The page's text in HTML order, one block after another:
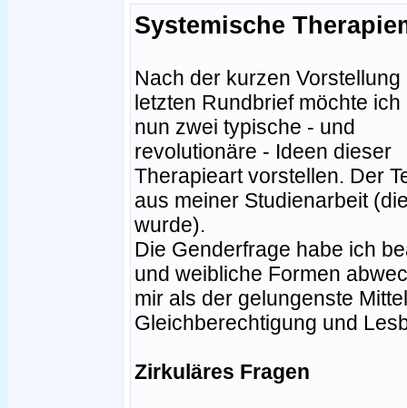
Systemische
Nach der kurzen Vorstellung
letzten Rundbrief möchte ich
nun zwei typische - und
revolutionäre - Ideen dieser
Therapieart vorstellen. Der
aus meiner Studienarbeit
wurde).
Die Genderfrage habe ich
und weibliche Formen
mir als der gelungenste
Gleichberechtigung und
Zirkuläres Fragen